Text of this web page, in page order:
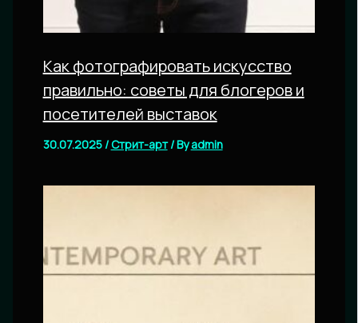
Как фотографировать искусство
правильно: советы для блогеров и
посетителей выставок
30.07.2025 /Стрит-арт/ Byadmin